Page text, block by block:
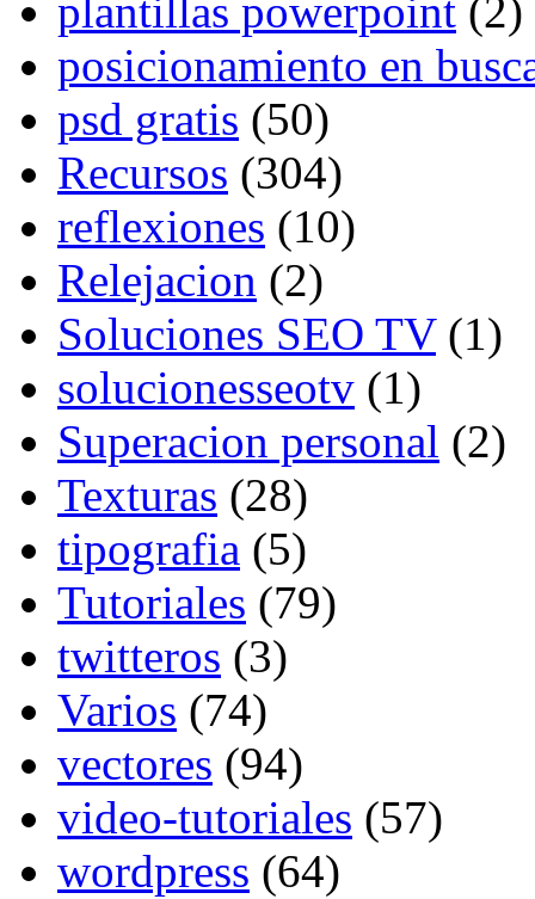
plantillas powerpoint (2)
posicionamiento en
psd gratis (50)
Recursos (304)
reflexiones (10)
Relejacion (2)
Soluciones SEO TV(1)
solucionesseotv (1)
Superacion personal (2)
Texturas (28)
tipografia (5)
Tutoriales (79)
twitteros (3)
Varios (74)
vectores (94)
video-tutoriales (57)
wordpress (64)